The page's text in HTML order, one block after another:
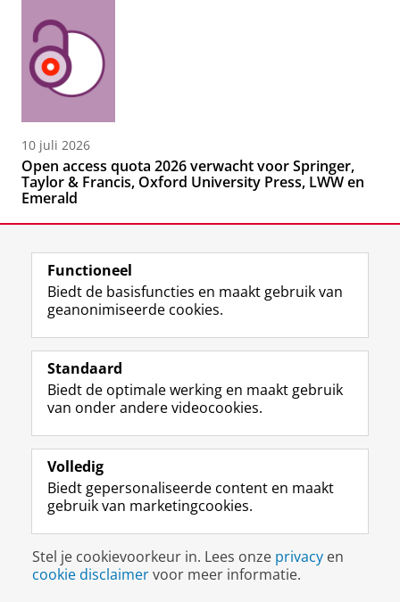
10 juli 2026
Open access quota 2026 verwacht voor Springer,
Taylor & Francis, Oxford University Press, LWW en
Emerald
Volg de RUG
F
a
e
b
o
p
a
i
n
a
L
i
k
e
I
-
p
g
i
n
R
S
-
f
e
R
k
s
u
I
n
t
r
m
c
c
o
Y
o
T
e
k
a
a
Studiekiezers
Alumni
Over ons
Disclaimer & Copyright
Inloggen
Functioneel
Biedt de basisfuncties en maakt gebruik van
geanonimiseerde cookies.
Standaard
Biedt de optimale werking en maakt gebruik
van onder andere videocookies.
Volledig
Biedt gepersonaliseerde content en maakt
gebruik van marketingcookies.
Stel je cookievoorkeur in. Lees onze privacy en
cookie disclaimervoor meer informatie.